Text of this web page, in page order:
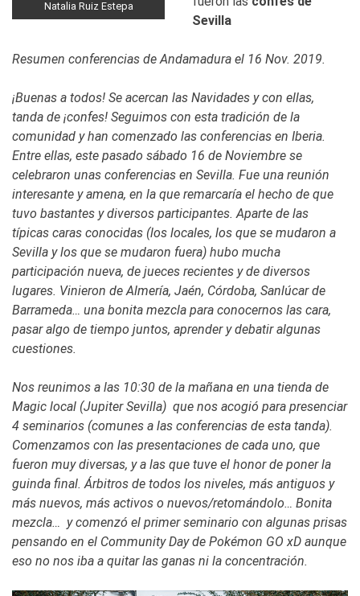
Natalia Ruiz Estepa
Sevilla
Resumen conferencias de Andamadura el 16 Nov. 2019.
¡Buenas a todos! Se acercan las Navidades y con ellas,
tanda de ¡confes! Seguimos con esta tradición de la
comunidad y han comenzado las conferencias en Iberia.
Entre ellas, este pasado sábado 16 de Noviembre se
celebraron unas conferencias en Sevilla. Fue una reunión
interesante y amena, en la que remarcaría el hecho de que
tuvo bastantes y diversos participantes. Aparte de las
típicas caras conocidas (los locales, los que se mudaron a
Sevilla y los que se mudaron fuera) hubo mucha
participación nueva, de jueces recientes y de diversos
lugares. Vinieron de Almería, Jaén, Córdoba, Sanlúcar de
Barrameda… una bonita mezcla para conocernos las cara,
pasar algo de tiempo juntos, aprender y debatir algunas
cuestiones.
Nos reunimos a las 10:30 de la mañana en una tienda de
Magic local (Jupiter Sevilla) que nos acogió para presenciar
4 seminarios (comunes a las conferencias de esta tanda).
Comenzamos con las presentaciones de cada uno, que
fueron muy diversas, y a las que tuve el honor de poner la
guinda final. Árbitros de todos los niveles, más antiguos y
más nuevos, más activos o nuevos/retomándolo… Bonita
mezcla… y comenzó el primer seminario con algunas prisas
pensando en el Community Day de Pokémon GO xD aunque
eso no nos iba a quitar las ganas ni la concentración.